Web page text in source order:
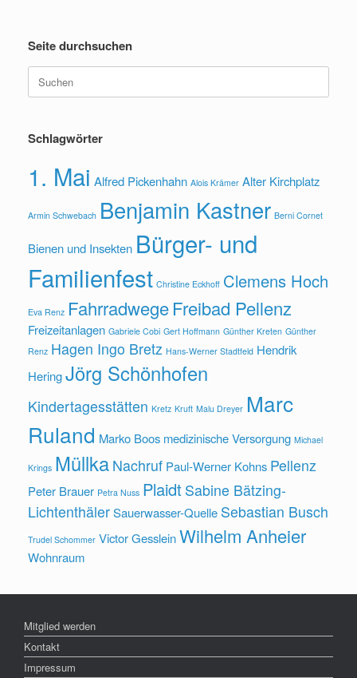
Seite durchsuchen
Suche
nach:
Schlagwörter
1. Mai Alfred Pickenhahn Alois Krämer Alter Kirchplatz
Armin Schwebach Benjamin Kastner Berni Cornet
Bienen und Insekten Bürger- und
Familienfest Christine Eckhoff Clemens Hoch
Eva Renz FahrradwegeFreibad Pellenz
Freizeitanlagen Gabriele Cobi Gert Hoffmann Günther Kreten Günther
Renz Hagen Ingo Bretz Hans-Werner Stadtfeld Hendrik
HeringJörg Schönhofen
Kindertagesstätten Kretz Kruft Malu Dreyer Marc
Ruland Marko Boos medizinische Versorgung Michael
Krings Müllka Nachruf Paul-Werner Kohns Pellenz
Peter Brauer Petra Nuss Plaidt Sabine Bätzing-
LichtenthälerSauerwasser-Quelle Sebastian Busch
Trudel Schommer Victor GessleinWilhelm Anheier
Wohnraum
Mitglied werden
Kontakt
Impressum